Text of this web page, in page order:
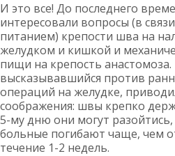
И это все! До последнего
интересовали вопросы (в
питанием) крепости шва на
желудком и кишкой и
пищи на крепость анастомоза.
высказывавшийся против
операций на желудке,
соображения: швы крепко
5-му дню они могут
больные погибают чаще, чем
течение 1-2 недель.